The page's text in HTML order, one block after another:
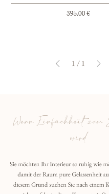
Preis
395,00 €
1 / 1
Wenn Einfachheit zum
wird
Sie möchten Ihr Interieur so ruhig wie
damit der Raum pure Gelassenheit
diesem Grund suchen Sie nach einem